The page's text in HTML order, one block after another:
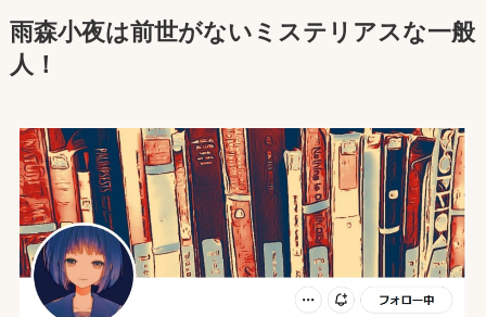
雨森小夜は前世がないミステリアスな一般
人！